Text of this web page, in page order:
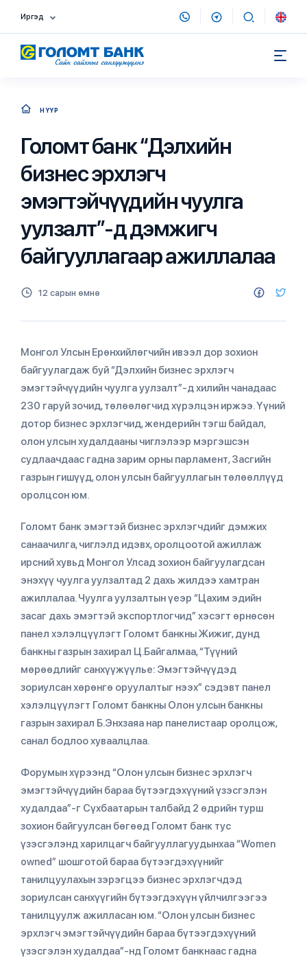
Иргэд
НҮҮР
Голомт банк “Дэлхийн
бизнес эрхлэгч
эмэгтэйчүүдийн чуулга
уулзалт”-д дэмжигч
байгууллагаар ажиллалаа
12 сарын өмнө
Монгол Улсын Ерөнхийлөгчийн ивээл дор зохион
байгуулагдаж буй “Дэлхийн бизнес эрхлэгч
эмэгтэйчүүдийн чуулга уулзалт”-д хилийн чанадаас
230 гаруй зочид, төлөөлөгчид хүрэлцэн иржээ. Үүний
дотор бизнес эрхлэгчид, жендерийн тэгш байдал,
олон улсын худалдааны чиглэлээр мэргэшсэн
судлаачдаас гадна зарим орны парламент, Засгийн
газрын гишүүд, олон улсын байгууллагын төлөөллүүд
оролцсон юм.
Голомт банк эмэгтэй бизнес эрхлэгчдийг дэмжих
санаачилга, чиглэлд идэвх, оролцоотой ажиллаж
ирсний хувьд Монгол Улсад зохион байгуулагдсан
энэхүү чуулга уулзалтад 2 дахь жилдээ хамтран
ажиллалаа. Чуулга уулзалтын үеэр “Цахим эдийн
засаг дахь эмэгтэй экспортлогчид” хэсэгт өрнөсөн
панел хэлэлцүүлэгт Голомт банкны Жижиг, дунд
банкны газрын захирал Ц.Байгалмаа, “Түүний
мөрөөдлийг санхүүжүүлье: Эмэгтэйчүүдэд
зориулсан хөрөнгө оруулалтыг нээх” сэдэвт панел
хэлэлцүүлэгт Голомт банкны Олон улсын банкны
газрын захирал Б.Энхзаяа нар панелистаар оролцож,
санал бодлоо хуваалцлаа.
Форумын хүрээнд “Олон улсын бизнес эрхлэгч
эмэгтэйчүүдийн бараа бүтээгдэхүүний үзэсгэлэн
худалдаа”-г Сүхбаатарын талбайд 2 өдрийн турш
зохион байгуулсан бөгөөд Голомт банк тус
үзэсгэлэнд харилцагч байгууллагуудынхаа “Women
owned” шошготой бараа бүтээгдэхүүнийг
танилцуулахын зэрэгцээ бизнес эрхлэгчдэд
зориулсан санхүүгийн бүтээгдэхүүн үйлчилгээгээ
танилцуулж ажилласан юм. “Олон улсын бизнес
эрхлэгч эмэгтэйчүүдийн бараа бүтээгдэхүүний
үзэсгэлэн худалдаа”-нд Голомт банкнаас гадна